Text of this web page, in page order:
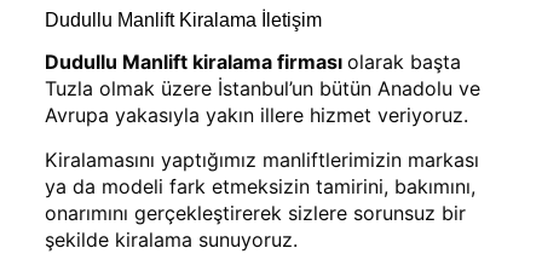
Dudullu Manlift Kiralama İletişim
Dudullu Manlift kiralama firması olarak başta
Tuzla olmak üzere İstanbul’un bütün Anadolu ve
Avrupa yakasıyla yakın illere hizmet veriyoruz.
Kiralamasını yaptığımız manliftlerimizin markası
ya da modeli fark etmeksizin tamirini, bakımını,
onarımını gerçekleştirerek sizlere sorunsuz bir
şekilde kiralama sunuyoruz.